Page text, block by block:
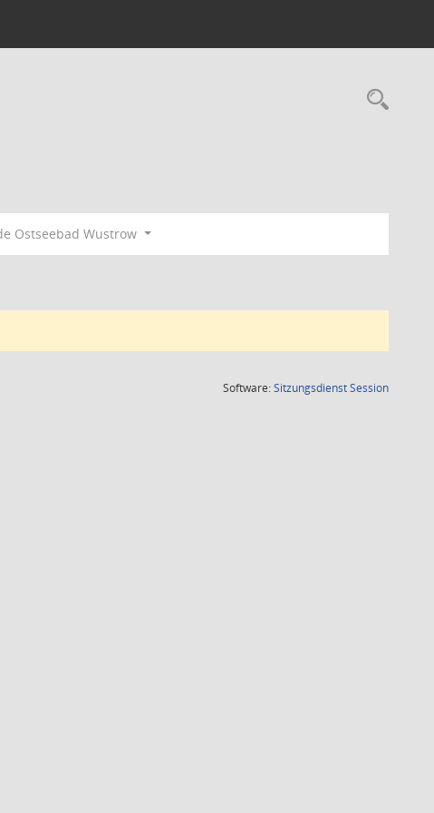
Ostseebad Wustrow
Software:SitzungsdienstSession(Wird in